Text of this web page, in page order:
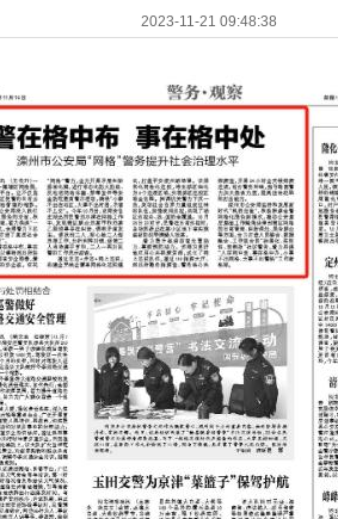
2023-11-21 09:48:38